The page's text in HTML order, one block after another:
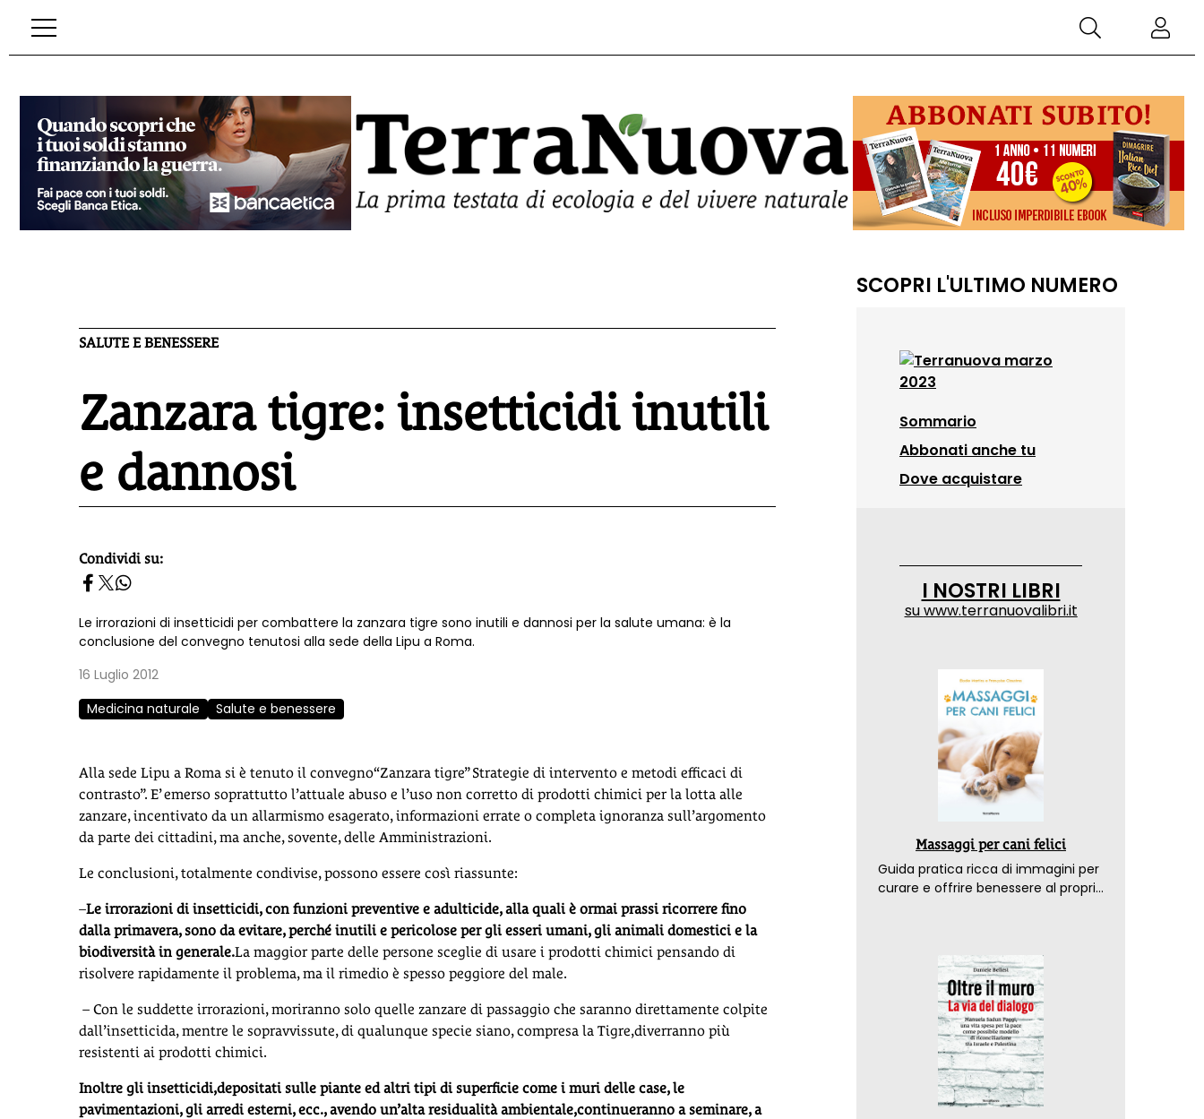
SALUTE E BENESSERE
Zanzara tigre: insetticidi inutili
e dannosi
homepage h2
Condividi su:
Le irrorazioni di insetticidi per combattere la zanzara tigre sono inutili e dannosi per la salute umana: è la
conclusione del convegno tenutosi alla sede della Lipu a Roma.
16 Luglio 2012
Medicina naturale
Salute e benessere
Alla sede Lipu a Roma si è tenuto il convegno“Zanzara tigre” Strategie di intervento e metodi efficaci di
contrasto”. E’ emerso soprattutto l’attuale abuso e l’uso non corretto di prodotti chimici per la lotta alle
zanzare, incentivato da un allarmismo esagerato, informazioni errate o completa ignoranza sull’argomento
da parte dei cittadini, ma anche, sovente, delle Amministrazioni.
Le conclusioni, totalmente condivise, possono essere così riassunte:
–Le irrorazioni di insetticidi, con funzioni preventive e adulticide, alla quali è ormai prassi ricorrere fino
dalla primavera, sono da evitare, perché inutili e pericolose per gli esseri umani, gli animali domestici e la
biodiversità in generale.La maggior parte delle persone sceglie di usare i prodotti chimici pensando di
risolvere rapidamente il problema, ma il rimedio è spesso peggiore del male.
– Con le suddette irrorazioni, moriranno solo quelle zanzare di passaggio che saranno direttamente colpite
dall’insetticida, mentre le sopravvissute, di qualunque specie siano, compresa la Tigre,diverranno più
resistenti ai prodotti chimici.
Inoltre gli insetticidi,depositati sulle piante ed altri tipi di superficie come i muri delle case, le
pavimentazioni, gli arredi esterni, ecc., avendo un’alta residualità ambientale,continueranno a seminare, a
SCOPRI L'ULTIMO NUMERO
Sommario
Abbonati anche tu
Dove acquistare
I NOSTRI LIBRI
suwww.terranuovalibri.it
Massaggi per cani felici
Guida pratica ricca di immagini per
curare e offrire benessere al proprio